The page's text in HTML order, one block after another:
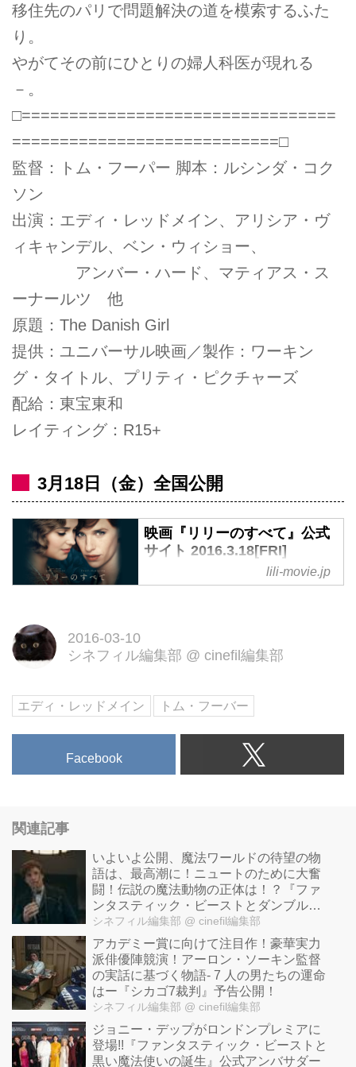
移住先のパリで問題解決の道を模索するふた
り。
やがてその前にひとりの婦人科医が現れる
－。
□=================================
============================□
監督：トム・フーパー 脚本：ルシンダ・コク
ソン
出演：エディ・レッドメイン、アリシア・ヴ
ィキャンデル、ベン・ウィショー、
アンバー・ハード、マティアス・ス
ーナールツ 他
原題：The Danish Girl
提供：ユニバーサル映画／製作：ワーキン
グ・タイトル、プリティ・ピクチャーズ
配給：東宝東和
レイティング：R15+
3月18日（金）全国公開
映画『リリーのすべて』公式
サイト 2016.3.18[FRI]
て生きたいと願った時、妻はすべ
lili-movie.jp
2016-03-10
シネフィル編集部 @ cinefil編集部
エディ・レッドメイン トム・フーバー
Facebook
関連記事
いよいよ公開、魔法ワールドの待望の物
語は、­­­最高潮に！ニュートのために大奮
闘！伝説の魔法動物の正体は！？『ファ
ンタスティック・ビーストとダンブルド
アの秘密』本編映像が解禁！
シネフィル編集部 @ cinefil編集部
アカデミー賞に向けて注目作！豪華実力
派俳優陣競演！アーロン・ソーキン監督
の実話に基づく物語- 7 人の男たちの運命
はー『シカゴ7裁判』予告公開！
シネフィル編集部 @ cinefil編集部
ジョニー・デップがロンドンプレミアに
登場!!『ファンタスティック・ビーストと
黒い魔法使いの誕生』公式アンバサダー